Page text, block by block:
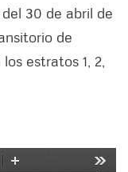
30 de abril de
de
estratos 1, 2,